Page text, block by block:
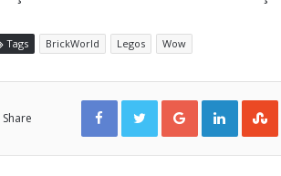
Tags BrickWorld Legos Wow
Share
Facebook Twitter Google+ LinkedIn